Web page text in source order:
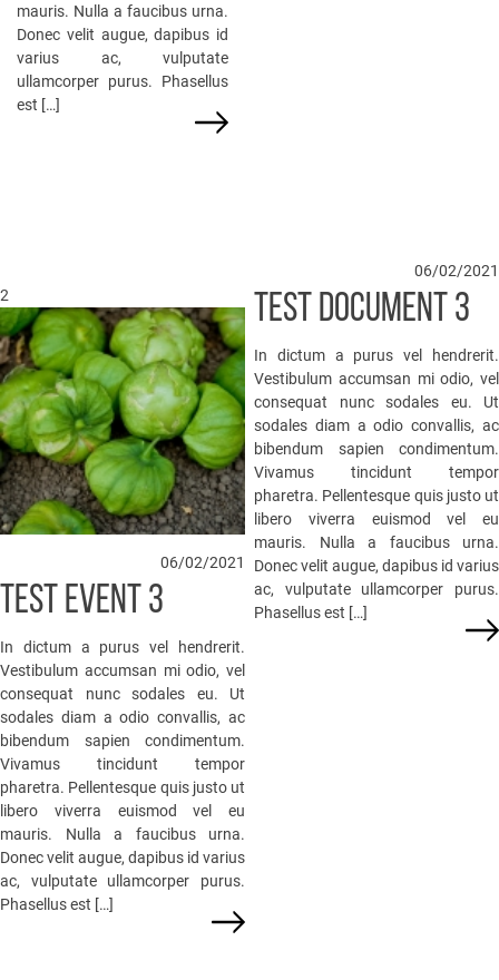
mauris. Nulla a faucibus urna.
Donec velit augue, dapibus id
varius ac, vulputate
ullamcorper purus. Phasellus
est […]
2
06/02/2021
TEST EVENT 3
In dictum a purus vel hendrerit.
Vestibulum accumsan mi odio, vel
consequat nunc sodales eu. Ut
sodales diam a odio convallis, ac
bibendum sapien condimentum.
Vivamus tincidunt tempor
pharetra. Pellentesque quis justo ut
libero viverra euismod vel eu
mauris. Nulla a faucibus urna.
Donec velit augue, dapibus id varius
ac, vulputate ullamcorper purus.
Phasellus est […]
06/02/2021
TEST DOCUMENT 3
In dictum a purus vel hendrerit.
Vestibulum accumsan mi odio, vel
consequat nunc sodales eu. Ut
sodales diam a odio convallis, ac
bibendum sapien condimentum.
Vivamus tincidunt tempor
pharetra. Pellentesque quis justo ut
libero viverra euismod vel eu
mauris. Nulla a faucibus urna.
Donec velit augue, dapibus id varius
ac, vulputate ullamcorper purus.
Phasellus est […]